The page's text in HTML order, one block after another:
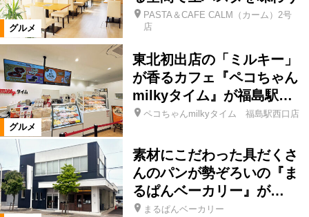
グルメ
PASTA＆CAFE CALM（カーム）2号
店
グルメ
東北初出店の「ミルキー」
が香るカフェ『ペコちゃん
milkyタイム』が福島駅…
ペコちゃんmilkyタイム 福島駅西口店
素材にこだわった具だくさ
んのパンが勢ぞろいの『ま
るぱんベーカリー』が…
まるぱんベーカリー